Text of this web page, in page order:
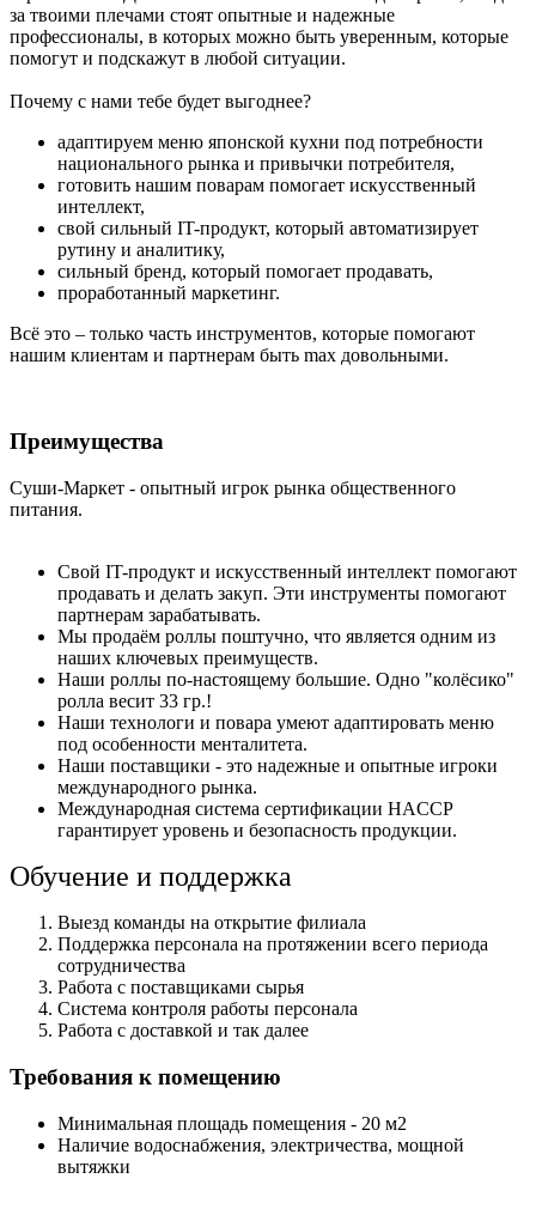
за твоими плечами стоят опытные и надежные
профессионалы, в которых можно быть уверенным, которые
помогут и подскажут в любой ситуации.
Почему с нами тебе будет выгоднее?
адаптируем меню японской кухни под потребности
национального рынка и привычки потребителя,
готовить нашим поварам помогает искусственный
интеллект,
свой сильный IT-продукт, который автоматизирует
рутину и аналитику,
сильный бренд, который помогает продавать,
проработанный маркетинг.
Всё это – только часть инструментов, которые помогают
нашим клиентам и партнерам быть max довольными.
Преимущества
Суши-Маркет - опытный игрок рынка общественного
питания.
Свой IT-продукт и искусственный интеллект помогают
продавать и делать закуп. Эти инструменты помогают
партнерам зарабатывать.
Мы продаём роллы поштучно, что является одним из
наших ключевых преимуществ.
Наши роллы по-настоящему большие. Одно "колёсико"
ролла весит 33 гр.!
Наши технологи и повара умеют адаптировать меню
под особенности менталитета.
Наши поставщики - это надежные и опытные игроки
международного рынка.
Международная система сертификации HACCP
гарантирует уровень и безопасность продукции.
Обучение и поддержка
Выезд команды на открытие филиала
Поддержка персонала на протяжении всего периода
сотрудничества
Работа с поставщиками сырья
Система контроля работы персонала
Работа с доставкой и так далее
Требования к помещению
Минимальная площадь помещения - 20 м2
Наличие водоснабжения, электричества, мощной
вытяжки